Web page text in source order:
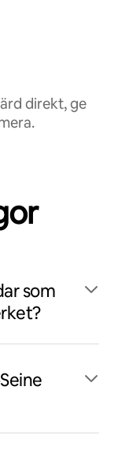
direkt, ge
som